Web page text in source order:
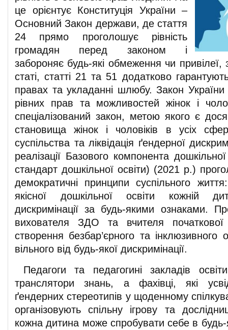
це орієнтує Конституція України –
Основний Закон держави, де стаття
24 прямо проголошує рівність
громадян перед законом і
забороняє будь-які обмеження чи
статі, статті 21 та 51 додатково гарантують
правах та укладанні шлюбу. Закон
рівних прав та можливостей жінок і
спеціалізований закон, метою якого є
становища жінок і чоловіків в усіх
суспільства та ліквідація ґендерної
реалізації Базового компонента
стандарт дошкільної освіти) (2021 р.)
демократичні принципи суспільного
якісної дошкільної освіти кожній
дискримінації за будь-якими ознаками.
вихователя ЗДО та вчителя
створення безбар’єрного та інклюзивного
вільного від будь-якої дискримінації.
Педагоги та педагогині закладів
транслятори знань, а фахівці, які
ґендерних стереотипів у щоденному
організовують спільну ігрову та
кожна дитина може спробувати себе в будь-